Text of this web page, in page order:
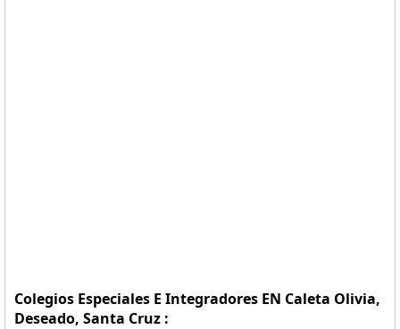
Colegios Especiales E Integradores EN Caleta Olivia,
Deseado, Santa Cruz :